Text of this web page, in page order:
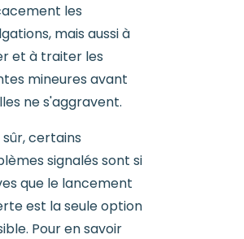
les
mais aussi à
et à traiter les
mineures avant
ne s'aggravent.
sûr, certains
signalés sont si
que le lancement
est la seule option
Pour en savoir